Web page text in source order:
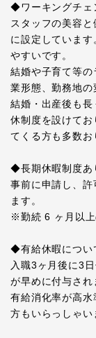
◆ワーキングチ
スタッフの美容
に設定していま
やすいです。
結婚や子育て等
業形態、勤務地の
結婚・出産後も
休制度を設けて
てくる方も多数お
◆長期休暇制度
事前に申請し、許
ます。
※勤続 6 ヶ月以上
◆有給休暇につ
入職3ヶ月後に3
が早めに付与され
有給消化率が高
方もいらっしゃい